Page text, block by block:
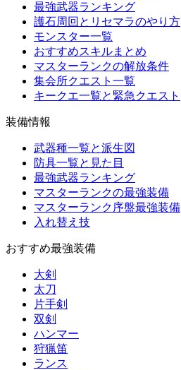
最強武器ランキング
護石周回とリセマラのやり方
モンスター一覧
おすすめスキルまとめ
マスターランクの解放条件
集会所クエスト一覧
キークエ一覧と緊急クエスト
装備情報
武器種一覧と派生図
防具一覧と見た目
最強武器ランキング
マスターランクの最強装備
マスターランク序盤最強装備
入れ替え技
おすすめ最強装備
大剣
太刀
片手剣
双剣
ハンマー
狩猟笛
ランス